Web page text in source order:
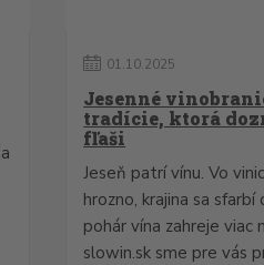
01.10.2025
Jesenné
tradície, ktorá
fľaši
Jeseň patrí vínu. Vo
hrozno, krajina sa sfarbí
pohár vína zahreje viac
slowin.sk sme pre vás